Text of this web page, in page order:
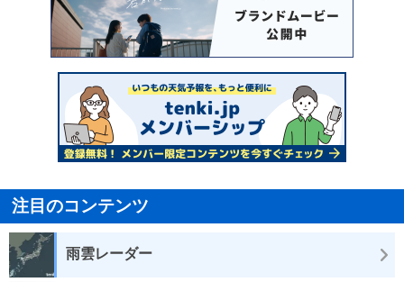
注目のコンテンツ
雨雲レーダー